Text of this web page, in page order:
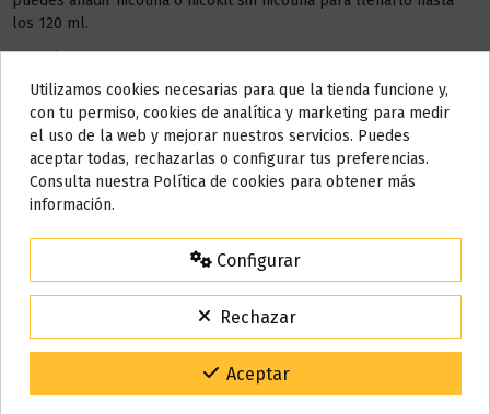
los 120 ml.
Este líquido no contiene nicotina, si deseas a conseguir 3 mg de
nicotina debes añadir 2 NICOKITde 10 ml con 20 mg de
nicotina/ml.
AÑADIR NICOKIT DE 3 MG
Detalles del producto
Reseñas (0)
Do not show again.
AVISO IMPORTANTE
Nos tomamos unos días
Todos los pedidos realizados desde el
15% de descuento
Para agradecerte la espera durante estos días.
Código:VACACIONES15
Gracias por tu paciencia y por seguir confiando en nosotros.
Utilizamos cookies necesarias para que la tienda funcione y,
con tu permiso, cookies de analítica y marketing para medir
el uso de la web y mejorar nuestros servicios. Puedes
aceptar todas, rechazarlas o configurar tus preferencias.
Consulta nuestra Política de cookies para obtener más
información.
Configurar
Rechazar
Aceptar